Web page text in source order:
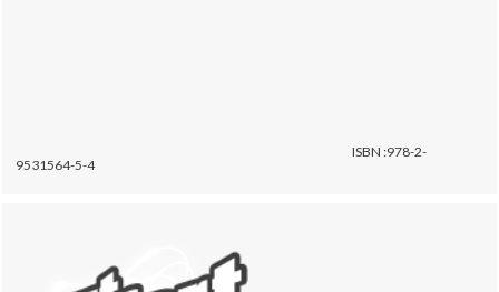
ISBN :978-2-
9531564-5-4